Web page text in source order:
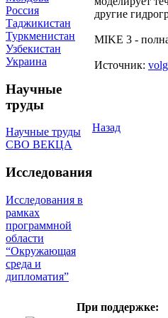
Россия
Таджикистан
Туркменистан
Узбекистан
Украина
Научные
труды
Научные труды
СВО ВЕКЦА
Исследования
Исследования в
рамках
программной
области
“Окружающая
среда и
дипломатия”
другие
MIKE 3 -
Источник:
Назад
При поддержке: